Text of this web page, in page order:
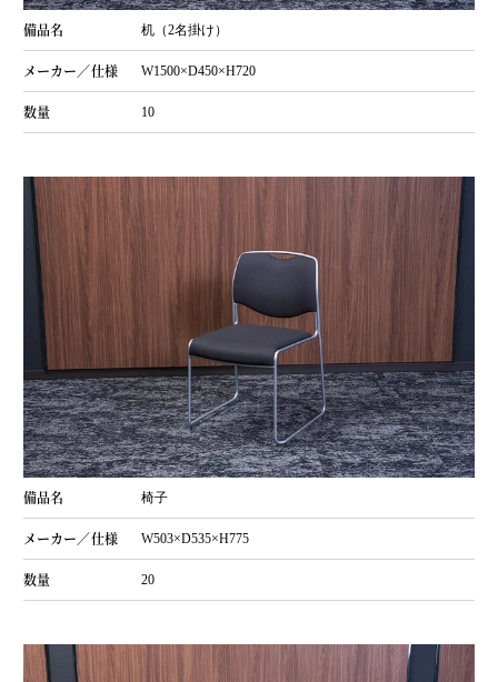
机（2名掛け）
W1500×D450×H720
10
椅子
W503×D535×H775
20